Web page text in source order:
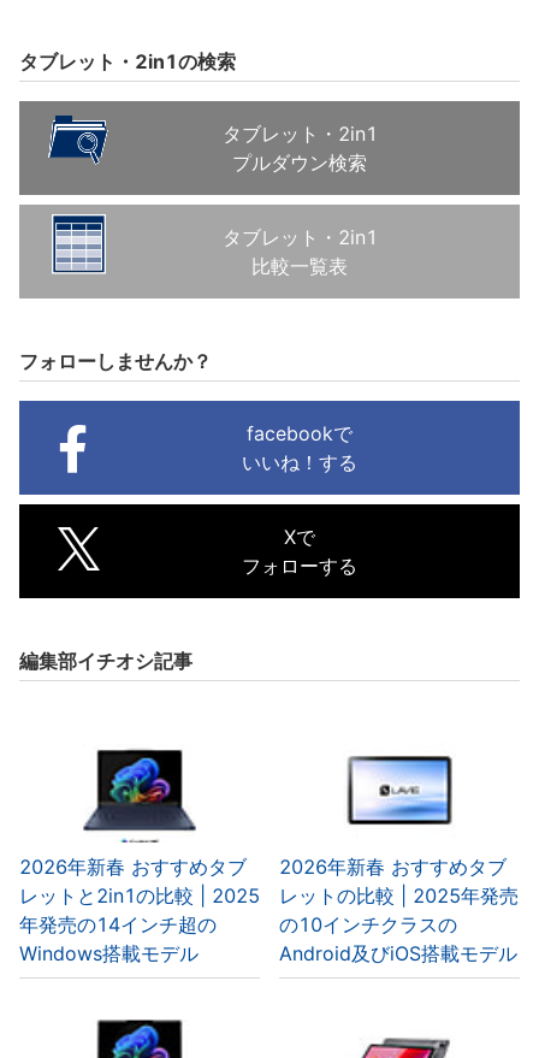
タブレット・2in1の検索
タブレット・2in1
プルダウン検索
タブレット・2in1
比較一覧表
フォローしませんか？
facebookで
いいね！する
Xで
フォローする
編集部イチオシ記事
2026年新春 おすすめタブ
レットと2in1の比較 | 2025
年発売の14インチ超の
Windows搭載モデル
2026年新春 おすすめタブ
レットの比較 | 2025年発売
の10インチクラスの
Android及びiOS搭載モデル